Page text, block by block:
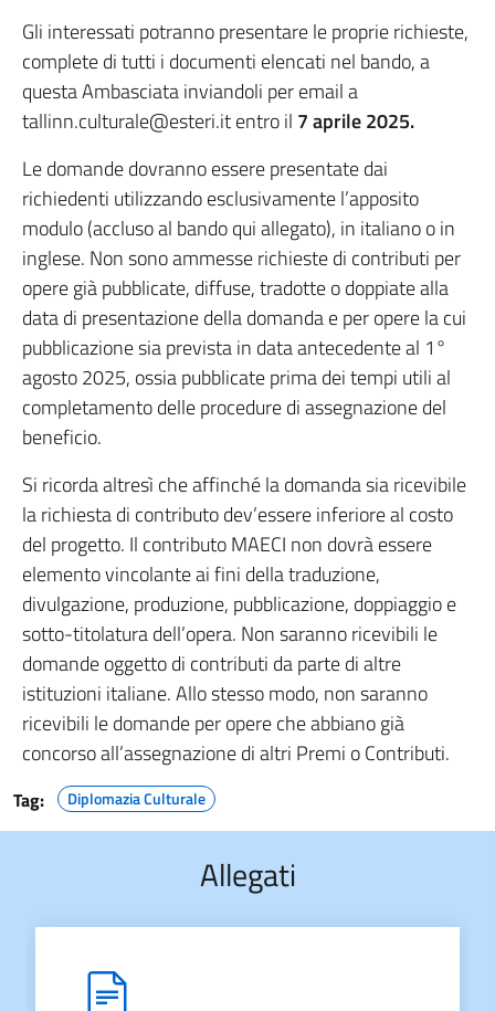
Gli interessati potranno presentare le proprie richieste,
complete di tutti i documenti elencati nel bando, a
questa Ambasciata inviandoli per email a
tallinn.culturale@esteri.it entro il 7 aprile 2025.
Le domande dovranno essere presentate dai
richiedenti utilizzando esclusivamente l’apposito
modulo (accluso al bando qui allegato), in italiano o in
inglese. Non sono ammesse richieste di contributi per
opere già pubblicate, diffuse, tradotte o doppiate alla
data di presentazione della domanda e per opere la cui
pubblicazione sia prevista in data antecedente al 1°
agosto 2025, ossia pubblicate prima dei tempi utili al
completamento delle procedure di assegnazione del
beneficio.
Si ricorda altresì che affinché la domanda sia ricevibile
la richiesta di contributo dev’essere inferiore al costo
del progetto. Il contributo MAECI non dovrà essere
elemento vincolante ai fini della traduzione,
divulgazione, produzione, pubblicazione, doppiaggio e
sotto-titolatura dell’opera. Non saranno ricevibili le
domande oggetto di contributi da parte di altre
istituzioni italiane. Allo stesso modo, non saranno
ricevibili le domande per opere che abbiano già
concorso all’assegnazione di altri Premi o Contributi.
Tag: Diplomazia Culturale
Allegati